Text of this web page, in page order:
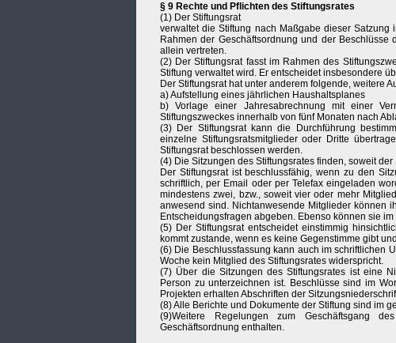
§ 9 Rechte und Pflichten des Stiftungsrates
(1) Der Stiftungsrat
verwaltet die Stiftung nach Maßgabe dieser
Rahmen der Geschäftsordnung und der
allein vertreten.
(2) Der Stiftungsrat fasst im Rahmen des
Stiftung verwaltet wird. Er entscheidet insbesondere
Der Stiftungsrat hat unter anderem folgende, weitere
a) Aufstellung eines jährlichen Haushaltsplanes
b) Vorlage einer Jahresabrechnung mit einer
Stiftungszweckes innerhalb von fünf Monaten nach
(3) Der Stiftungsrat kann die Durchführung
einzelne Stiftungsratsmitglieder oder Dritte
Stiftungsrat beschlossen werden.
(4) Die Sitzungen des Stiftungsrates finden, soweit
Der Stiftungsrat ist beschlussfähig, wenn zu den
schriftlich, per Email oder per Telefax eingeladen
mindestens zwei, bzw., soweit vier oder mehr
anwesend sind. Nichtanwesende Mitglieder können
Entscheidungsfragen abgeben. Ebenso können sie
(5) Der Stiftungsrat entscheidet einstimmig
kommt zustande, wenn es keine Gegenstimme gibt
(6) Die Beschlussfassung kann auch im schriftlichen
Woche kein Mitglied des Stiftungsrates widerspricht.
(7) Über die Sitzungen des Stiftungsrates ist eine
Person zu unterzeichnen ist. Beschlüsse sind im
Projekten erhalten Abschriften der
(8) Alle Berichte und Dokumente der Stiftung sind im
(9)Weitere Regelungen zum Geschäftsgang
Geschäftsordnung enthalten.